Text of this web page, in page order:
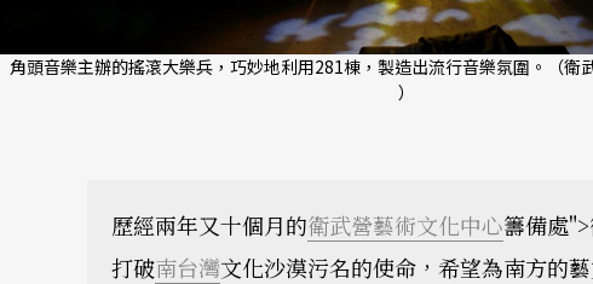
角頭音樂主辦的搖滾大樂兵，巧妙地利用281棟，製造出流行音樂氛圍。（衛
）
歷經兩年又十個月的衛武營藝術文化中心籌備處
打破南台灣文化沙漠污名的使命，希望為南方的